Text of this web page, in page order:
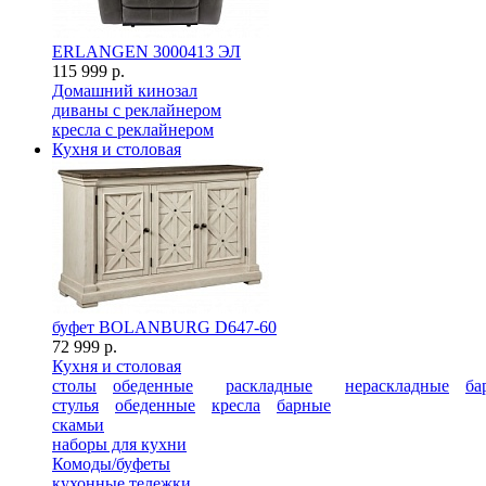
ERLANGEN 3000413 ЭЛ
115 999 р.
Домашний кинозал
диваны с реклайнером
кресла с реклайнером
Кухня и столовая
буфет BOLANBURG D647-60
72 999 р.
Кухня и столовая
столы
обеденные раскладные нераскладные
стулья
обеденные кресла
барные
скамьи
наборы для кухни
Комоды/буфеты